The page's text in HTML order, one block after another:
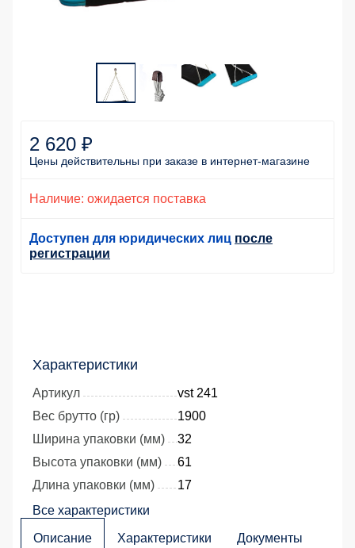
Характеристики
Артикул
vst 241
Вес брутто (гр)
1900
Ширина упаковки (мм)
32
Высота упаковки (мм)
61
Длина упаковки (мм)
17
Все характеристики
2 620 ₽
Цены действительны при заказе в интернет-магазине
Наличие: ожидается поставка
Доступен для юридических лиц после
регистрации
Описание Характеристики Документы